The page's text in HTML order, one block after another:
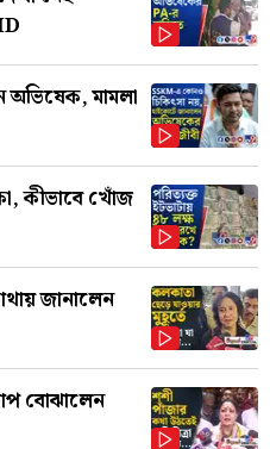
অভিষেক, মামলা
কীভাবে খোঁজ
জানালেন
বোঝালেন